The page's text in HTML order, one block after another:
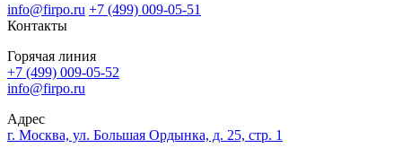
info@firpo.ru +7 (499) 009-05-51
Контакты
Горячая линия
+7 (499) 009-05-52
info@firpo.ru
Адрес
г. Москва, ул. Большая Ордынка, д. 25, стр. 1